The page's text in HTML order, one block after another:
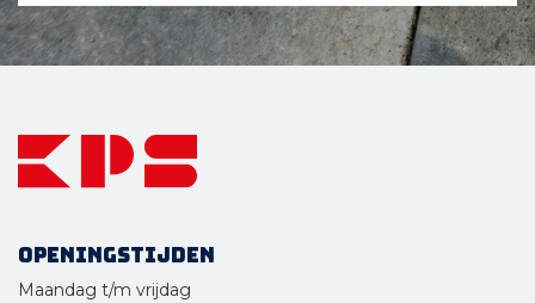
Openingstijden
Maandag t/m vrijdag